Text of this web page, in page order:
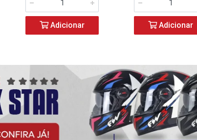
Adicionar Adicionar